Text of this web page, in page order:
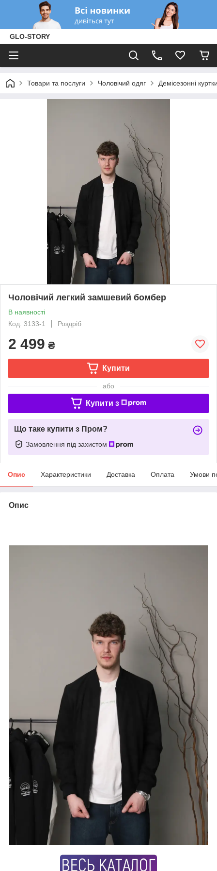
GLO-STORY
Товари та послуги Чоловічий одяг Демісезонні
Чоловічий легкий замшевий бомбер
В наявності
Код: 3133-1
Роздріб
2 499 ₴
Купити
або
Купити з
Що таке купити з Пром?
Замовлення під захистом
Опис Характеристики Доставка Оплата Умови
Опис